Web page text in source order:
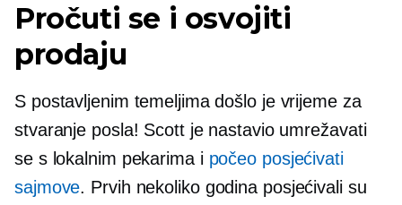
Pročuti se i osvojiti
prodaju
S postavljenim temeljima došlo je vrijeme za
stvaranje posla! Scott je nastavio umrežavati
se s lokalnim pekarima i počeo posjećivati ​​
sajmove. Prvih nekoliko godina posjećivali su